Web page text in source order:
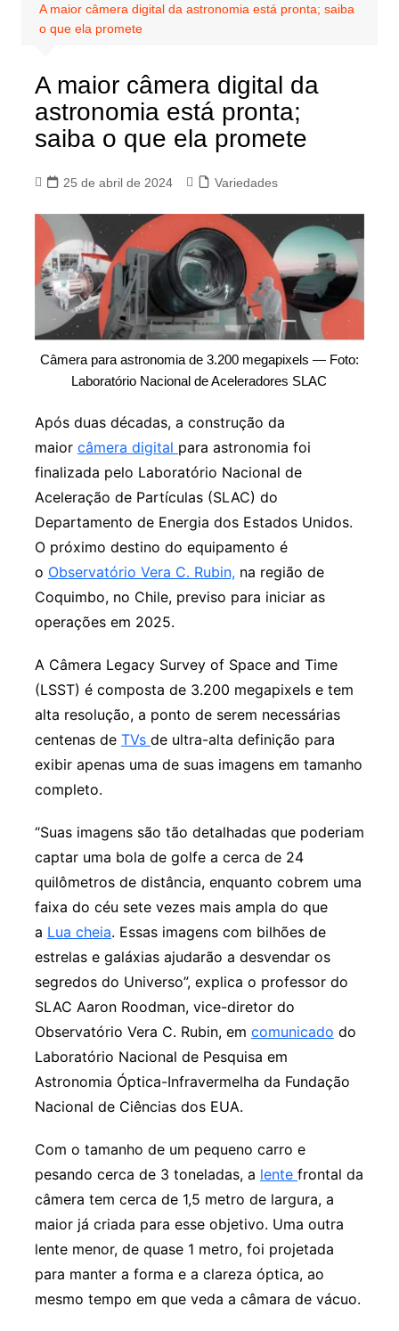
A maior câmera digital da astronomia está pronta; saiba
o que ela promete
A maior câmera digital da
astronomia está pronta;
saiba o que ela promete
25 de abril de 2024 Variedades
Câmera para astronomia de 3.200 megapixels — Foto:
Laboratório Nacional de Aceleradores SLAC
Após duas décadas, a construção da
maior câmera digital para astronomia foi
finalizada pelo Laboratório Nacional de
Aceleração de Partículas (SLAC) do
Departamento de Energia dos Estados Unidos.
O próximo destino do equipamento é
o Observatório Vera C. Rubin,na região de
Coquimbo, no Chile, previso para iniciar as
operações em 2025.
A Câmera Legacy Survey of Space and Time
(LSST) é composta de 3.200 megapixels e tem
alta resolução, a ponto de serem necessárias
centenas de TVs de ultra-alta definição para
exibir apenas uma de suas imagens em tamanho
completo.
“Suas imagens são tão detalhadas que poderiam
captar uma bola de golfe a cerca de 24
quilômetros de distância, enquanto cobrem uma
faixa do céu sete vezes mais ampla do que
a Lua cheia. Essas imagens com bilhões de
estrelas e galáxias ajudarão a desvendar os
segredos do Universo”, explica o professor do
SLAC Aaron Roodman, vice-diretor do
Observatório Vera C. Rubin, em comunicado do
Laboratório Nacional de Pesquisa em
Astronomia Óptica-Infravermelha da Fundação
Nacional de Ciências dos EUA.
Com o tamanho de um pequeno carro e
pesando cerca de 3 toneladas, a lente frontal da
câmera tem cerca de 1,5 metro de largura, a
maior já criada para esse objetivo. Uma outra
lente menor, de quase 1 metro, foi projetada
para manter a forma e a clareza óptica, ao
mesmo tempo em que veda a câmara de vácuo.